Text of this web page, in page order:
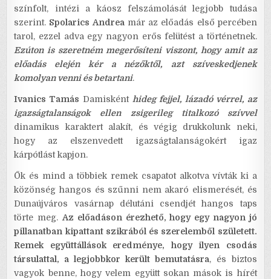
színfolt, intézi a káosz felszámolását legjobb tudása
szerint. Spolarics Andreamár az előadás első percében
tarol, ezzel adva egy nagyon erős felütést a történetnek.
Ezúton is szeretném megerősíteni viszont, hogy amit az
előadás elején kér a nézőktől, azt szíveskedjenek
komolyan venni és betartani.
Ivanics Tamás Damiskénthideg fejjel, lázadó vérrel, az
igazságtalanságok ellen zsigerileg titalkozó szívvel
dinamikus karaktert alakít, és végig drukkolunk neki,
hogy az elszenvedett igazságtalanságokért igaz
kárpótlást kapjon.
Ők és mind a többiek remek csapatot alkotva vívták ki a
közönség hangos és szűnni nem akaró elismerését, és
Dunaújváros vasárnap délutáni csendjét hangos taps
törte meg.Az előadáson érezhető, hogy egy nagyon jó
pillanatban kipattant szikrából és szerelemből született.
Remek együttállások eredménye, hogy ilyen csodás
társulattal, a legjobbkor került bemutatásra, és biztos
vagyok benne, hogy velem együtt sokan mások is hírét